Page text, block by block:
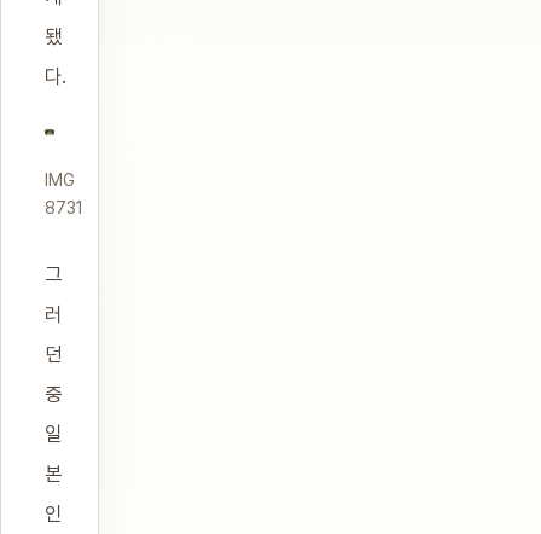
됐
다.
IMG
8731
그
러
던
중
일
본
인